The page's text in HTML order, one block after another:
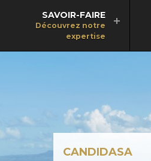
SAVOIR-FAIRE
Découvrez notre
expertise
CANDIDASA